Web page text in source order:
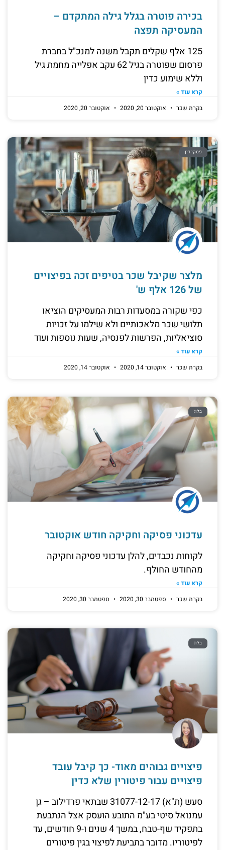
בכירה פוטרה בגלל גילה המתקדם –
המעסיקה תפצה
125 אלף שקלים תקבל משנה למנכ"ל בחברת
פרסום שפוטרה בגיל 62 עקב אפלייה מחמת גיל
וללא שימוע כדין
קרא עוד »
בקרת שכר
אוקטובר 20, 2020 אוקטובר 20, 2020
פסקי דין
מלצר שקיבל שכר בטיפים זכה בפיצויים
של 126 אלף ש'
כפי שקורה במסעדות רבות המעסיקים הוציאו
תלושי שכר מלאכותיים ולא שילמו על זכויות
סוציאליות, הפרשות לפנסיה, שעות נוספות ועוד
קרא עוד »
בקרת שכר
אוקטובר 14, 2020 אוקטובר 14, 2020
בלוג
עדכוני פסיקה וחקיקה חודש אוקטובר
לקוחות נכבדים, להלן עדכוני פסיקה וחקיקה
מהחודש החולף.
קרא עוד »
בקרת שכר
ספטמבר 30, 2020 ספטמבר 30, 2020
בלוג
פיצויים גבוהים מאוד- כך קיבל עובד
פיצויים עבור פיטורין שלא כדין
סעש (ת"א) 31077-12-17 שבתאי פרדילוב – גן
עמנואל סיטי בע"מ התובע הועסק אצל הנתבעת
בתפקיד שף-טבח, במשך 4 שנים ו-9 חודשים, עד
לפיטוריו. מדובר בתביעת לפיצוי בגין פיטורים